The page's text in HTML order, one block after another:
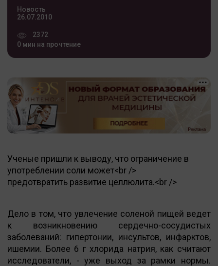
Новость
26.07.2010
2372
0 мин на прочтение
Ученые пришли к выводу, что ограничение в
употреблении соли может<br />
предотвратить развитие целлюлита.<br />
Дело в том, что увлечение соленой пищей ведет
к возникновению сердечно-сосудистых
заболеваний: гипертонии, инсультов, инфарктов,
ишемии. Более 6 г хлорида натрия, как считают
исследователи, - уже выход за рамки нормы.